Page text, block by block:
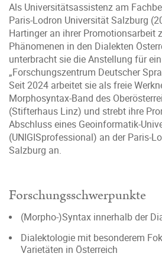
Als Universitätsassistenz am
Paris-Lodron Universität Salzburg
Hartinger an ihrer Promotionsarbeit
Phänomenen in den Dialekten
unterbracht sie die Anstellung für
„Forschungszentrum Deutscher
Seit 2024 arbeitet sie als freie
Morphosyntax-Band des
(Stifterhaus Linz) und strebt ihre
Abschluss eines Geoinformatik-
(UNIGISprofessional) an der Paris-
Salzburg an.
Forschungsschwerpunkte
(Morpho-)Syntax innerhalb der
Dialektologie mit besonderem
Varietäten in Österreich